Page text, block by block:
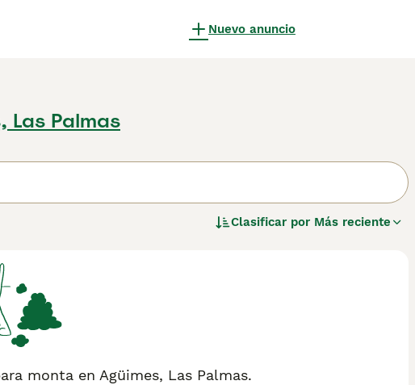
Nuevo anuncio
Las Palmas
Clasificar por Más reciente
monta en Agüimes, Las Palmas.